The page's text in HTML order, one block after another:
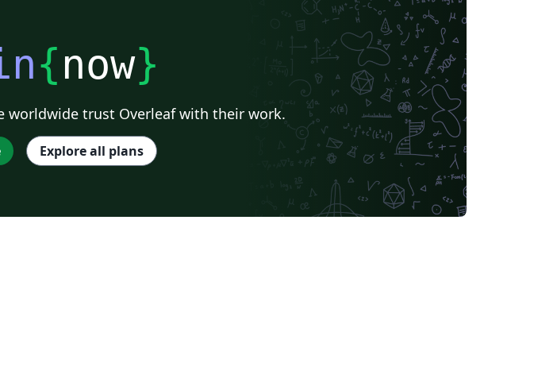
{now}
worldwide trust Overleaf with their work.
Explore all plans